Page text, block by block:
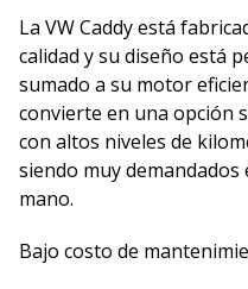
La VW Caddy está
calidad y su diseño está
sumado a su motor
convierte en una opción
con altos niveles de
siendo muy demandados
mano.
Bajo costo de